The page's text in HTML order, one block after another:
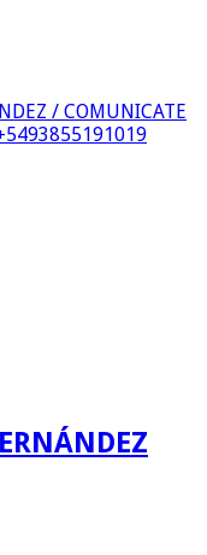
/ COMUNICATE